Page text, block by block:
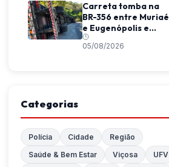
Carreta tomba na
BR-356 entre Muriaé
e Eugenópolis e
mobiliza equipes de
resgate
05/08/2026
Categorias
Polícia Cidade
Região
Saúde & Bem Estar
Viçosa
UFV